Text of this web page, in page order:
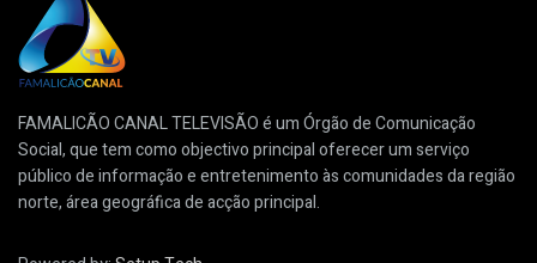
FAMALICÃO CANAL TELEVISÃO é um Órgão de Comunicação
Social, que tem como objectivo principal oferecer um serviço
público de informação e entretenimento às comunidades da região
norte, área geográfica de acção principal.